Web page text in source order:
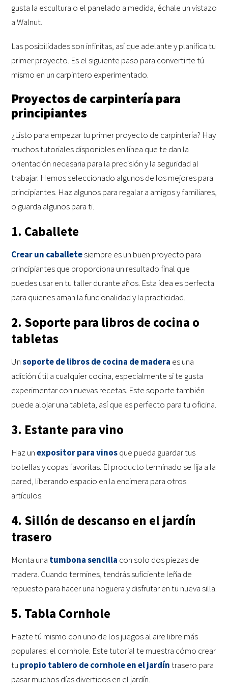
gusta la escultura o el panelado a medida, échale un vistazo
a Walnut.
Las posibilidades son infinitas, así que adelante y planifica tu
primer proyecto. Es el siguiente paso para convertirte tú
mismo en un carpintero experimentado.
Proyectos de carpintería para
principiantes
¿Listo para empezar tu primer proyecto de carpintería? Hay
muchos tutoriales disponibles en línea que te dan la
orientación necesaria para la precisión y la seguridad al
trabajar. Hemos seleccionado algunos de los mejores para
principiantes. Haz algunos para regalar a amigos y familiares,
o guarda algunos para ti.
1. Caballete
Crear un caballetesiempre es un buen proyecto para
principiantes que proporciona un resultado final que
puedes usar en tu taller durante años. Esta idea es perfecta
para quienes aman la funcionalidad y la practicidad.
2. Soporte para libros de cocina o
tabletas
Unsoporte de libros de cocina de madera es una
adición útil a cualquier cocina, especialmente si te gusta
experimentar con nuevas recetas. Este soporte también
puede alojar una tableta, así que es perfecto para tu oficina.
3. Estante para vino
Haz unexpositor para vinosque pueda guardar tus
botellas y copas favoritas. El producto terminado se fija a la
pared, liberando espacio en la encimera para otros
artículos.
4. Sillón de descanso en el jardín
trasero
Monta una tumbona sencilla con solo dos piezas de
madera. Cuando termines, tendrás suficiente leña de
repuesto para hacer una hoguera y disfrutar en tu nueva silla.
5. Tabla Cornhole
Hazte tú mismo con uno de los juegos al aire libre más
populares: el cornhole. Este tutorial te muestra cómo crear
tu propio tablero de cornhole en el jardíntrasero para
pasar muchos días divertidos en el jardín.